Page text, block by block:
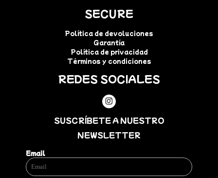
SECURE
Política de devoluciones
Garantía
Política de privacidad
Términos y condiciones
REDES SOCIALES
SUSCRÍBETE A NUESTRO
NEWSLETTER
Email